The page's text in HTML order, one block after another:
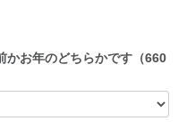
かお年のどちらかです（660